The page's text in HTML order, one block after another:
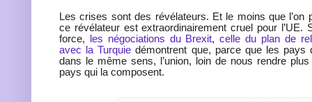
Les crises sont des révélateurs. Et le moins que l’on
ce révélateur est extraordinairement cruel pour l’UE.
force,
les négociations du Brexit,celle du plan de
avec la Turquie démontrent que, parce que les pays
dans le même sens, l’union, loin de nous rendre
pays qui la composent.